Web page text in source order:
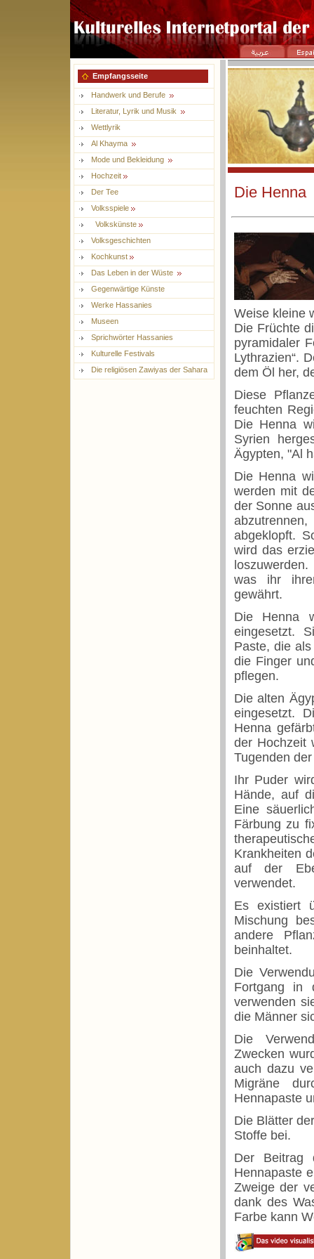
Empfangsseite
Handwerk und Berufe
Literatur, Lyrik und Musik
Wettlyrik
Al Khayma
Mode und Bekleidung
Hochzeit
Der Tee
Volksspiele
Volkskünste
Volksgeschichten
Kochkunst
Das Leben in der Wüste
Gegenwärtige Künste
Werke Hassanies
Museen
Sprichwörter Hassanies
Kulturelle Festivals
Die religiösen Zawiyas der Sahara
Die Henna
Weise kleine
Die Früchte
pyramidaler
Lythrazien“.
dem Öl her,
Diese
feuchten
Die Henna
Syrien
Ägypten, "Al
Die Henna
werden mit
der Sonne
abgeklopft.
wird das
was ihr
gewährt.
Die Henna
eingesetzt.
Paste, die
die Finger
pflegen.
Die alten
eingesetzt.
Henna
der Hochzeit
Tugenden
Ihr Puder
Hände, auf
Eine
Färbung zu
Krankheiten
auf der
verwendet.
Es existiert
Mischung
andere
beinhaltet.
Die
Fortgang in
verwenden
die Männer
Die
Zwecken
auch dazu
Migräne
Hennapaste
Die Blätter
Stoffe bei.
Der Beitrag
Hennapaste
Zweige der
dank des
Farbe kann